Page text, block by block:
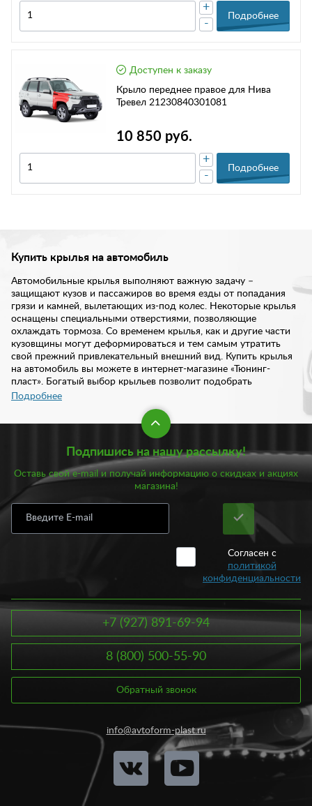
-
+
Подробнее
Доступен к заказу
Крыло переднее правое для Нива
Тревел 21230840301081
10 850 руб.
-
+
Подробнее
Купить крылья на автомобиль
Автомобильные крылья выполняют важную задачу –
защищают кузов и пассажиров во время езды от попадания
грязи и камней, вылетающих из-под колес. Некоторые крылья
оснащены специальными отверстиями, позволяющие
охлаждать тормоза. Со временем крылья, как и другие части
кузовщины могут деформироваться и тем самым утратить
свой прежний привлекательный внешний вид. Купить крылья
на автомобиль вы можете в интернет-магазине «Тюнинг-
пласт». Богатый выбор крыльев позволит подобрать
подходящий вариант в зависимости от марки и модели авто.
В нашем каталоге предложены заводские варианты крыльев.
Они точно спроектированы по модели и марке определенного
автомобиля. При этом они выполнены из достаточно прочного
материала, способного выдержать определенные нагрузки. В
частности, купить крыло на машину вы можете из АБС-
пластика, металла, стеклопластика, а также с котофорезным
покрытием. Наш ассортименте включает крылья для
следующих автомобилей:
Также в нашем ассортименте вы найдете крылья на газели.
Купить крылья на машину вы можете у нас по доступной цене.
Так, стоимость крыльев на ВАЗ варьируется от 1580 рублей,
иномарок – от 3900 рублей, газель – от 2000 рублей. Любую
запчасть кузова вы можете приобрести онлайн, не выходя из
дома или офиса. Достаточно положить товар в корзину и
оформить заказ. Если вы сомневаетесь в выборе, наши
консультанты готовы вам помочь и подобрать оптимальный
автомобиля.
Подробнее
Подпишись на нашу рассылку!
Оставь свой e-mail и получай информацию о скидках и акциях
магазина!
Согласен с
политикой
конфиденциальности
+7 (927) 891-69-94
8 (800) 500-55-90
Обратный звонок
info@avtoform-plast.ru